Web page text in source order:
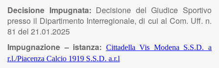
Decisione Impugnata: Decisione del Giudice Sportivo
presso il Dipartimento Interregionale, di cui al Com. Uff. n.
81 del 21.01.2025
Impugnazione – istanza: Cittadella Vis Modena S.S.D. a
r.l./Piacenza Calcio 1919 S.S.D. a.r.l